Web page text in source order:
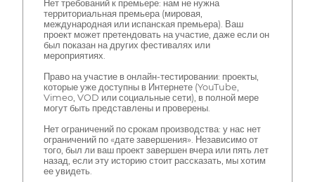
Нет требований к премьере: нам не нужна
территориальная премьера (мировая,
международная или испанская премьера). Ваш
проект может претендовать на участие, даже если он
был показан на других фестивалях или
мероприятиях.
Право на участие в онлайн-тестировании: проекты,
которые уже доступны в Интернете (YouTube,
Vimeo, VOD или социальные сети), в полной мере
могут быть представлены и проверены.
Нет ограничений по срокам производства: у нас нет
ограничений по «дате завершения». Независимо от
того, был ли ваш проект завершен вчера или пять лет
назад, если эту историю стоит рассказать, мы хотим
ее увидеть.